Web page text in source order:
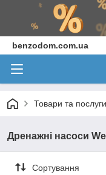
benzodom.com.ua
Товари та послуги
Дренажні насоси
Сортування